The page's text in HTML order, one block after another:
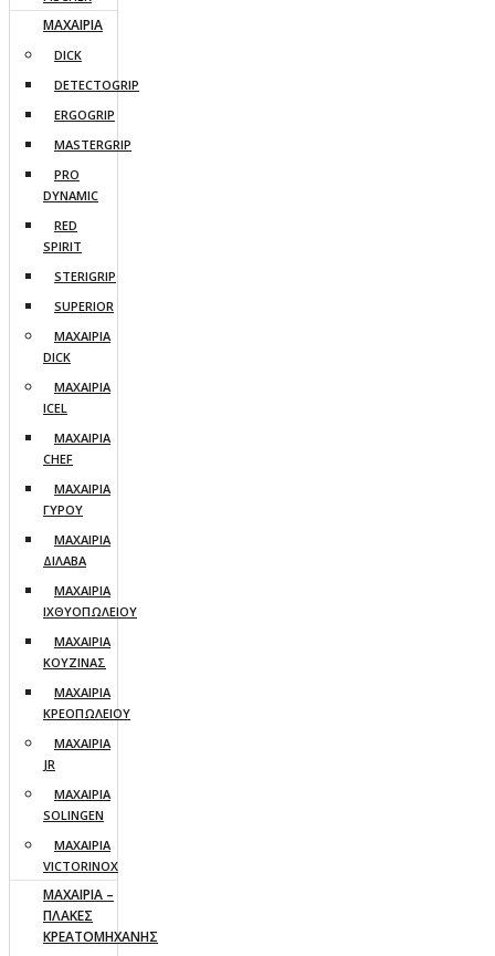
ΜΑΧΑΙΡΙΑ
DICK
DETECTOGRIP
ERGOGRIP
MASTERGRIP
PRO
DYNAMIC
RED
SPIRIT
STERIGRIP
SUPERIOR
ΜΑΧΑΙΡΙΑ
DICK
ΜΑΧΑΙΡΙΑ
ICEL
ΜΑΧΑΙΡΙΑ
CHEF
ΜΑΧΑΙΡΙΑ
ΓΥΡΟΥ
ΜΑΧΑΙΡΙΑ
ΔΙΛΑΒΑ
ΜΑΧΑΙΡΙΑ
ΙΧΘΥΟΠΩΛΕΙΟΥ
ΜΑΧΑΙΡΙΑ
ΚΟΥΖΙΝΑΣ
ΜΑΧΑΙΡΙΑ
ΚΡΕΟΠΩΛΕΙΟΥ
ΜΑΧΑΙΡΙΑ
JR
ΜΑΧΑΙΡΙΑ
SOLINGEN
ΜΑΧΑΙΡΙΑ
VICTORINOX
ΜΑΧΑΙΡΙΑ –
ΠΛΑΚΕΣ
ΚΡΕΑΤΟΜΗΧΑΝΗΣ